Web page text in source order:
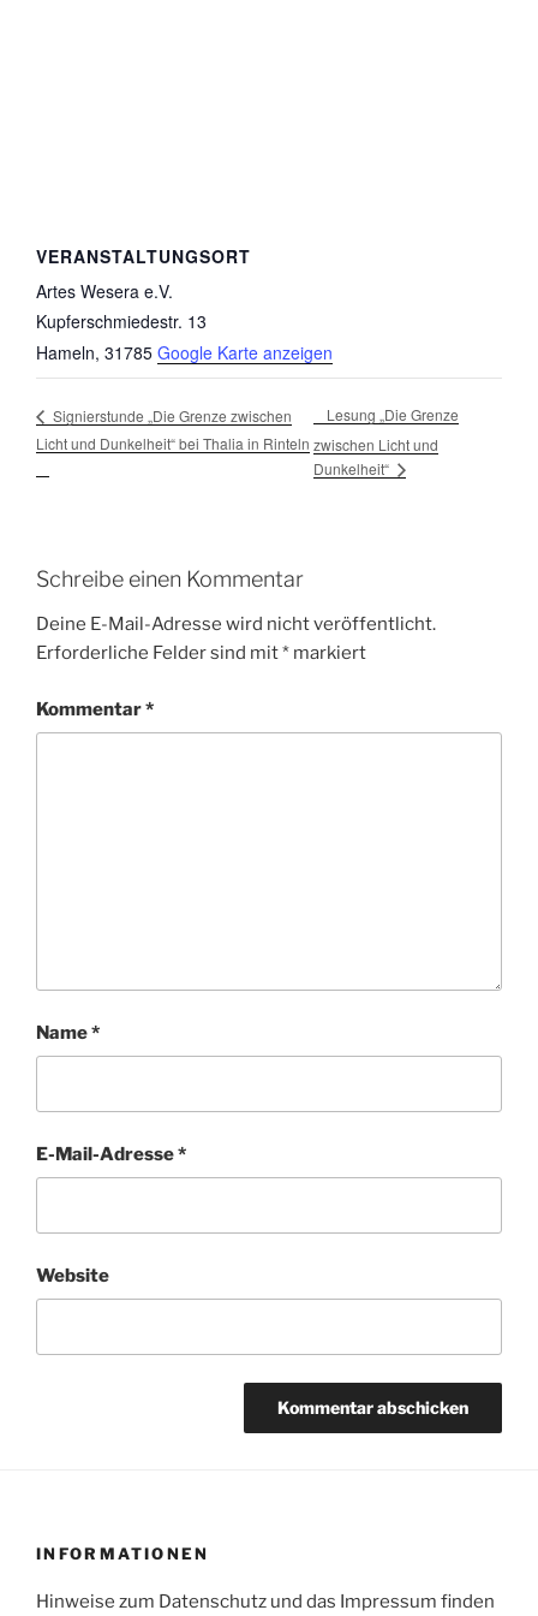
VERANSTALTUNGSORT
Artes Wesera e.V.
Kupferschmiedestr. 13
Hameln, 31785 Google Karte anzeigen
Signierstunde „Die Grenze zwischen
Licht und Dunkelheit“ bei Thalia in Rinteln
Lesung „Die Grenze
zwischen Licht und
Dunkelheit“
Schreibe einen Kommentar
Deine E-Mail-Adresse wird nicht veröffentlicht.
Erforderliche Felder sind mit* markiert
Kommentar*
Name*
E-Mail-Adresse*
Website
INFORMATIONEN
Hinweise zum Datenschutz und das Impressum finden